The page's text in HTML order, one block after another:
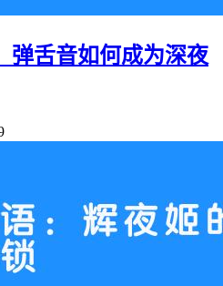
弹舌音如何成为深夜